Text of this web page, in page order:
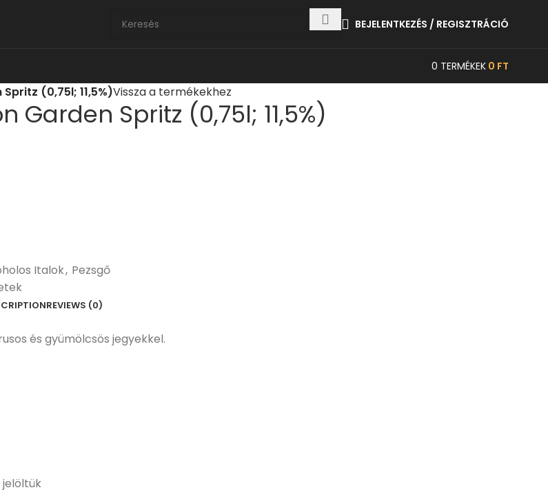
BEJELENTKEZÉS / REGISZTRÁCIÓ
0 TERMÉKEK 0 FT
(0,75l; 11,5%)Vissza a termékekhez
Garden Spritz (0,75l; 11,5%)
Italok, Pezsgő
REVIEWS (0)
és gyümölcsös jegyekkel.